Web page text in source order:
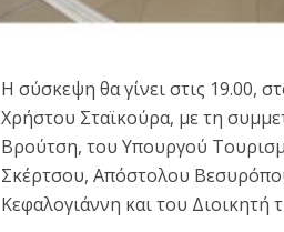
Η σύσκεψη θα γίνει στις 19.00,
Χρήστου Σταϊκούρα, με τη
Βρούτση, του Υπουργού
Σκέρτσου, Απόστολου
Κεφαλογιάννη και του Διοικητή